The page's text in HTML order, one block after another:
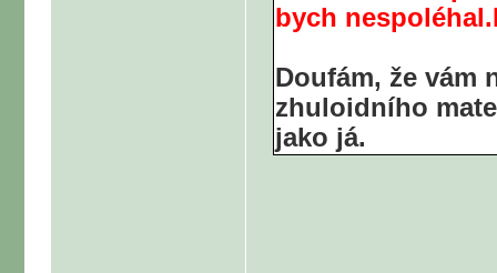
bych
Doufám, že vám
zhuloidního
jako já.